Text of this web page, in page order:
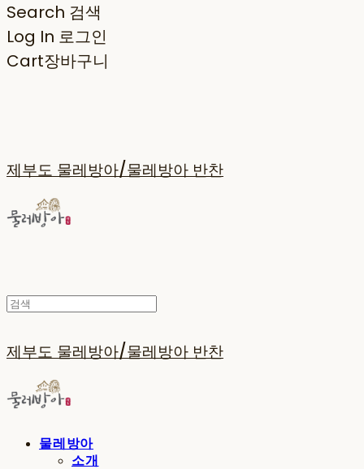
Search 검색
Log In 로그인
Cart장바구니
제부도 물레방아/물레방아 반찬
제부도 물레방아/물레방아 반찬
물레방아
소개